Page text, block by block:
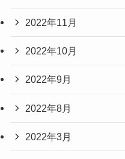
2022年11月
2022年10月
2022年9月
2022年8月
2022年3月